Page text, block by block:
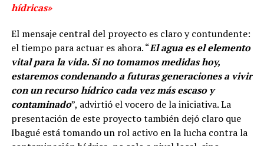
hídricas»
El mensaje central del proyecto es claro y contundente:
el tiempo para actuar es ahora. “El agua es el elemento
vital para la vida. Si no tomamos medidas hoy,
estaremos condenando a futuras generaciones a vivir
con un recurso hídrico cada vez más escaso y
contaminado”, advirtió el vocero de la iniciativa. La
presentación de este proyecto también dejó claro que
Ibagué está tomando un rol activo en la lucha contra la